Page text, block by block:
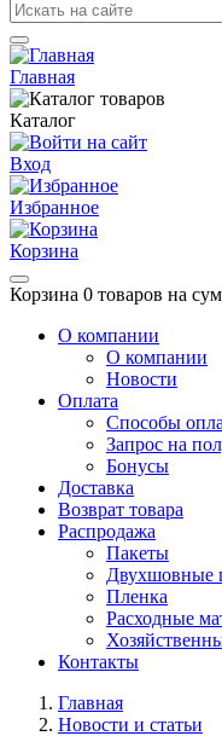
Главная
Каталог
Вход
Избранное
Корзина
Корзина 0 товаров на
О компании
О компании
Новости
Оплата
Способы
Запрос на
Бонусы
Доставка
Возврат товара
Распродажа
Пакеты
Двухшовные
Пленка
Расходные
Контакты
Главная
Новости и статьи